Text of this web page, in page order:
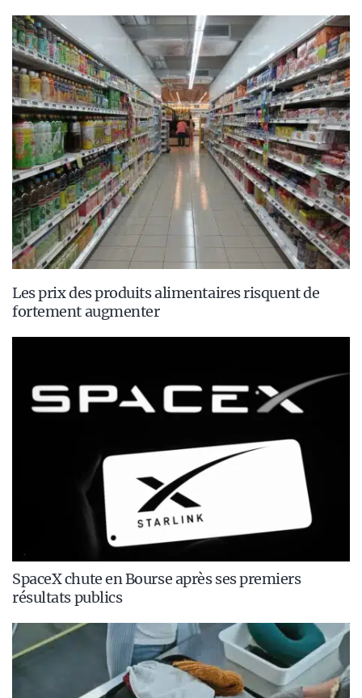
Les prix des produits alimentaires risquent de
fortement augmenter
SpaceX chute en Bourse après ses premiers
résultats publics